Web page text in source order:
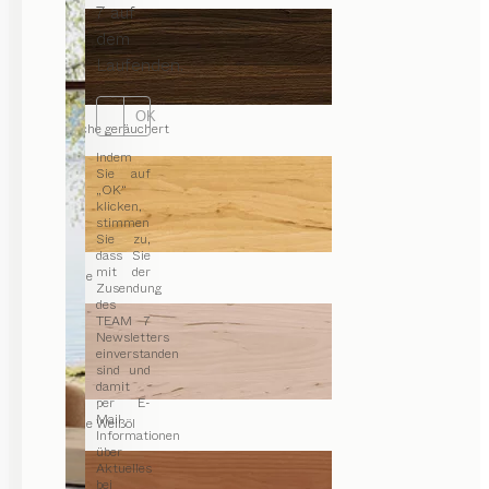
7 auf
dem
Laufenden.
OK
Indem
Sie auf
„OK“
klicken,
stimmen
Sie zu,
dass Sie
mit der
Zusendung
des
TEAM 7
Newsletters
einverstanden
sind und
damit
per E-
Mail
Informationen
über
Aktuelles
bei
Eiche geräuchert
Erle
Erle Weißöl